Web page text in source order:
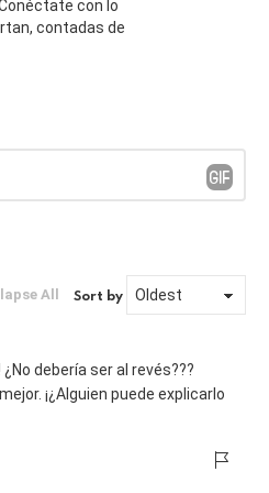
con lo
contadas de
All Sort by
debería ser al revés???
¡¿Alguien puede explicarlo